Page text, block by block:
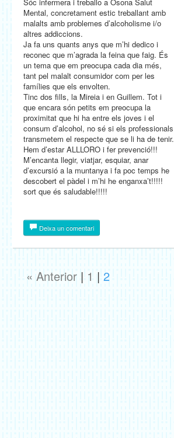
Mental, concretament estic treballant amb
malalts amb problemes d’alcoholisme i/o
altres addiccions.
Ja fa uns quants anys que m’hi dedico i
reconec que m’agrada la feina que faig. És
un tema que em preocupa cada dia més,
tant pel malalt consumidor com per les
famílies que els envolten.
Tinc dos fills, la Mireia i en Guillem. Tot i
que encara són petits em preocupa la
proximitat que hi ha entre els joves i el
consum d’alcohol, no sé si els professionals
transmetem el respecte que se li ha de tenir.
Hem d’estar ALLLORO i fer prevenció!!!
M’encanta llegir, viatjar, esquiar, anar
d’excursió a la muntanya i fa poc temps he
descobert el pàdel i m’hi he enganxa’t!!!!!
sort que és saludable!!!!!
Deixa un comentari
« Anterior | 1 | 2